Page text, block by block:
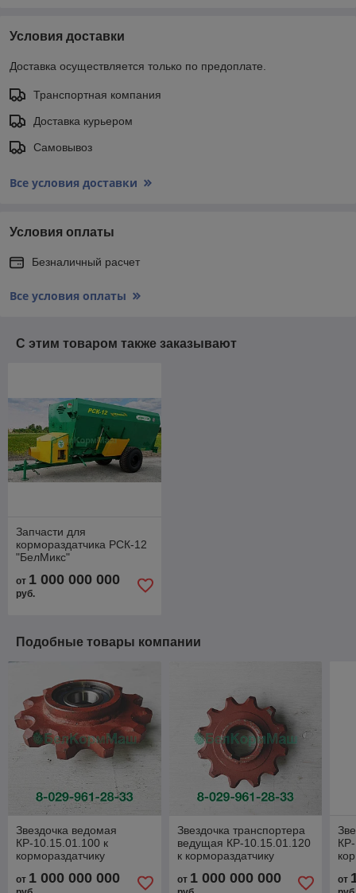
Условия доставки
Доставка осуществляется только по предоплате.
Транспортная компания
Доставка курьером
Самовывоз
Все условия доставки
Условия оплаты
Безналичный расчет
Все условия оплаты
С этим товаром также заказывают
Запчасти для
кормораздатчика РСК-12
"БелМикс"
от 1 000 000 000
руб.
Подобные товары компании
Звездочка ведомая
КР-10.15.01.100 к
кормораздатчику
от 1 000 000 000
Звездочка транспортера
ведущая КР-10.15.01.120
к кормораздатчику
от 1 000 000 000 от